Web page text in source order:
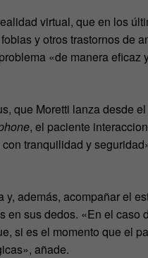
virtual, que en los
y otros trastornos de
«de manera eficaz
que Moretti lanza desde el
, el paciente
tranquilidad y
además, acompañar el
en sus dedos. «En el caso
si es el momento que el
añade.